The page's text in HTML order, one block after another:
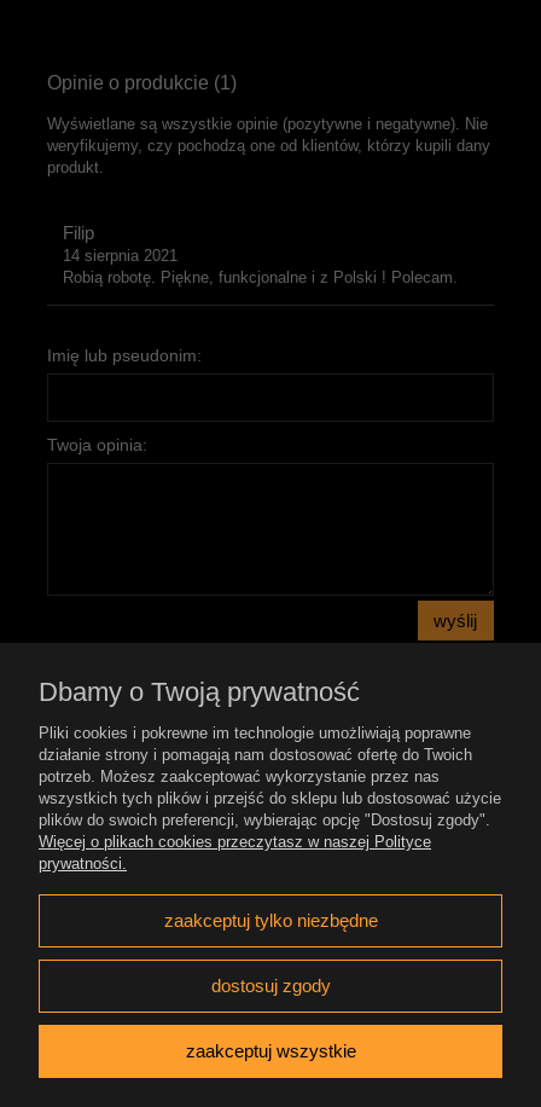
Opinie o produkcie (1)
Wyświetlane są wszystkie opinie (pozytywne i negatywne). Nie
weryfikujemy, czy pochodzą one od klientów, którzy kupili dany
produkt.
Filip
14 sierpnia 2021
Robią robotę. Piękne, funkcjonalne i z Polski ! Polecam.
Imię lub pseudonim:
Twoja opinia:
wyślij
Pomoc
Płatność i dostawa
Moje konto
Gwarancja i zwroty
/kontakt@brogshop.pl
Shop/FB - Zibi Pipes/FB - Wincent Pipes
Dbamy o Twoją prywatność
Pliki cookies i pokrewne im technologie umożliwiają poprawne
działanie strony i pomagają nam dostosować ofertę do Twoich
potrzeb. Możesz zaakceptować wykorzystanie przez nas
wszystkich tych plików i przejść do sklepu lub dostosować użycie
plików do swoich preferencji, wybierając opcję "Dostosuj zgody".
Więcej o plikach cookies przeczytasz w naszej Polityce
prywatności.
zaakceptuj tylko niezbędne
dostosuj zgody
zaakceptuj wszystkie